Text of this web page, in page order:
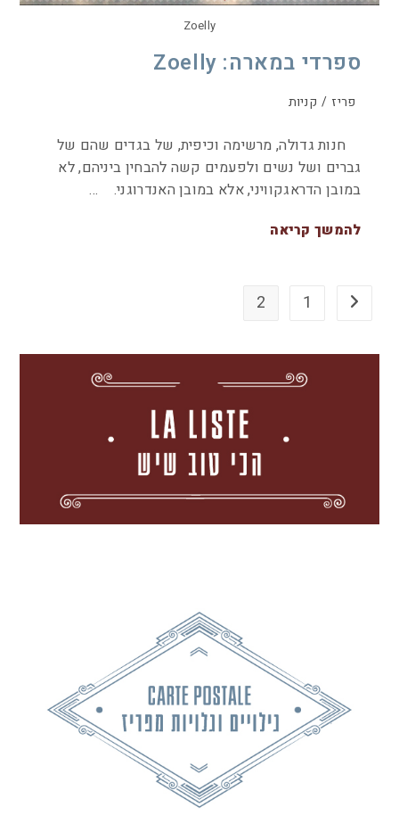
Zoelly
ספרדי במארה: Zoelly
פריז / קניות
חנות גדולה, מרשימה וכיפית, של בגדים שהם של
גברים ושל נשים ולפעמים קשה להבחין ביניהם, לא
במובן הדראגקוויני, אלא במובן האנדרוגני. …
להמשך קריאה
1
2